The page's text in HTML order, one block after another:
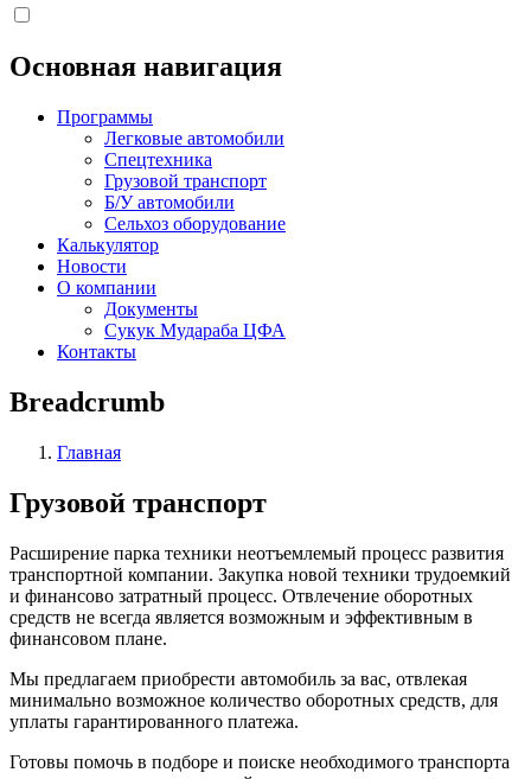
Основная навигация
Программы
Легковые автомобили
Спецтехника
Грузовой транспорт
Б/У автомобили
Сельхоз оборудование
Калькулятор
Новости
О компании
Документы
Сукук Мудараба ЦФА
Контакты
Breadcrumb
Главная
Грузовой транспорт
Расширение парка техники неотъемлемый процесс развития
транспортной компании. Закупка новой техники трудоемкий
и финансово затратный процесс. Отвлечение оборотных
средств не всегда является возможным и эффективным в
финансовом плане.
Мы предлагаем приобрести автомобиль за вас, отвлекая
минимально возможное количество оборотных средств, для
уплаты гарантированного платежа.
Готовы помочь в подборе и поиске необходимого транспорта